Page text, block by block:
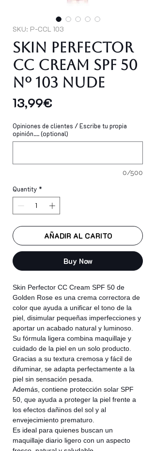
SKU: P-CCL 103
Skin Perfector
CC Cream SPF 50
Nº 103 Nude
13,99€
Opiniones de clientes / Escribe tu propia
opinión.... (optional)
0/500
Quantity *
AÑADIR AL CARITO
Buy Now
Skin Perfector CC Cream SPF 50 de
Golden Rose es una crema correctora de
color que ayuda a unificar el tono de la
piel, disimular pequeñas imperfecciones y
aportar un acabado natural y luminoso.
Su fórmula ligera combina maquillaje y
cuidado de la piel en un solo producto.
Gracias a su textura cremosa y fácil de
difuminar, se adapta perfectamente a la
piel sin sensación pesada.
Además, contiene protección solar SPF
50, que ayuda a proteger la piel frente a
los efectos dañinos del sol y al
envejecimiento prematuro.
Es ideal para quienes buscan un
maquillaje diario ligero con un aspecto